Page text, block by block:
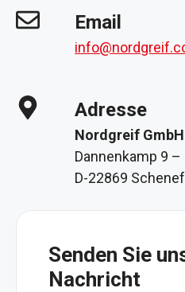
Email
Adresse
Nordgreif GmbH
Dannenkamp 9 –
D-22869
Senden Sie
Nachricht